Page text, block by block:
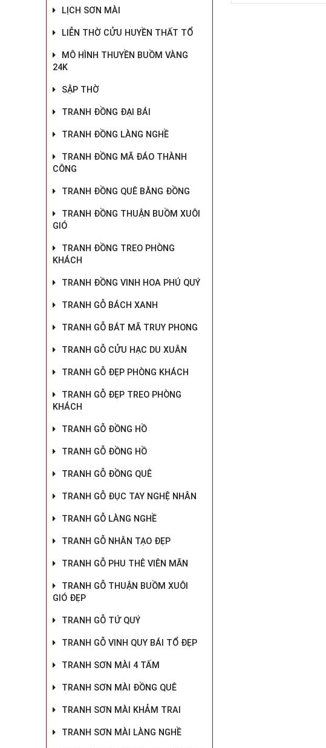
LỊCH SƠN MÀI
LIỄN THỜ CỬU HUYỀN THẤT TỔ
MÔ HÌNH THUYỀN BUỒM VÀNG
24K
SẬP THỜ
TRANH ĐỒNG ĐẠI BÁI
TRANH ĐỒNG LÀNG NGHỀ
TRANH ĐỒNG MÃ ĐÁO THÀNH
CÔNG
TRANH ĐỒNG QUÊ BẰNG ĐỒNG
TRANH ĐỒNG THUẬN BUỒM XUÔI
GIÓ
TRANH ĐỒNG TREO PHÒNG
KHÁCH
TRANH ĐỒNG VINH HOA PHÚ QUÝ
TRANH GỖ BÁCH XANH
TRANH GỖ BÁT MÃ TRUY PHONG
TRANH GỖ CỬU HẠC DU XUÂN
TRANH GỖ ĐẸP PHÒNG KHÁCH
TRANH GỖ ĐẸP TREO PHÒNG
KHÁCH
TRANH GỖ ĐỒNG HỒ
TRANH GỖ ĐỒNG HỒ
TRANH GỖ ĐỒNG QUÊ
TRANH GỖ ĐỤC TAY NGHỆ NHÂN
TRANH GỖ LÀNG NGHỀ
TRANH GỖ NHÂN TẠO ĐẸP
TRANH GỖ PHU THÊ VIÊN MÃN
TRANH GỖ THUẬN BUỒM XUÔI
GIÓ ĐẸP
TRANH GỖ TỨ QUÝ
TRANH GỖ VINH QUY BÁI TỔ ĐẸP
TRANH SƠN MÀI 4 TẤM
TRANH SƠN MÀI ĐỒNG QUÊ
TRANH SƠN MÀI KHẢM TRAI
TRANH SƠN MÀI LÀNG NGHỀ